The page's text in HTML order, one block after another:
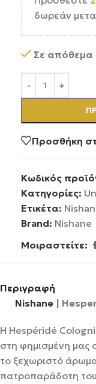
δωρεάν
Σε απόθεμα
Προσθήκη
Κωδικός
Κατηγορίες:
Ετικέτα:
Brand: Nishane
Μοιραστείτε:
Περιγραφή
Nishane|
Η Hespéridé
στη φημισμένη μας
το ξεχωριστό
πατροπαράδοτη